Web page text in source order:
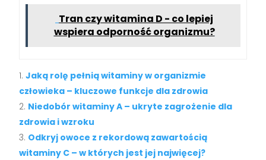
Tran czy witamina D - co lepiej
wspiera odporność organizmu?
Jaką rolę pełnią witaminy w organizmie
człowieka – kluczowe funkcje dla zdrowia
Niedobór witaminy A – ukryte zagrożenie dla
zdrowia i wzroku
Odkryj owoce z rekordową zawartością
witaminy C – w których jest jej najwięcej?